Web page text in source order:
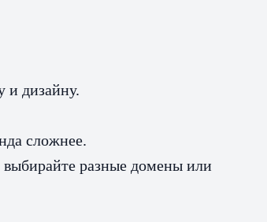
и дизайну.
сложнее.
выбирайте разные домены или